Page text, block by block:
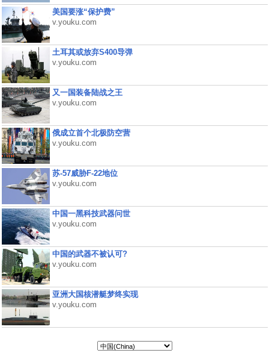
美国要涨“保护费”
v.youku.com
土耳其或放弃S400导弹
v.youku.com
又一国装备陆战之王
v.youku.com
俄成立首个北极防空营
v.youku.com
苏-57威胁F-22地位
v.youku.com
中国一黑科技武器问世
v.youku.com
中国的武器不被认可?
v.youku.com
亚洲大国核潜艇梦终实现
v.youku.com